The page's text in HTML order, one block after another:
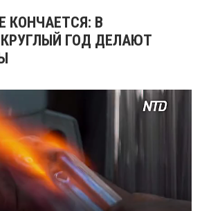
КОНЧАЕТСЯ: В
ГОД ДЕЛАЮТ